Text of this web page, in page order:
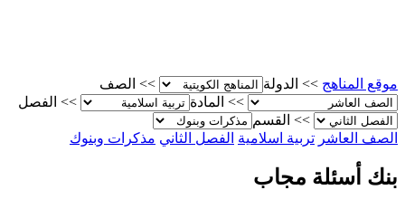
موقع المناهج >> الدولة >>
الصف
>>
المادة >>
الفصل
>>
القسم
الصف العاشر تربية اسلامية الفصل الثاني مذكرات وبنوك
بنك أسئلة مجاب